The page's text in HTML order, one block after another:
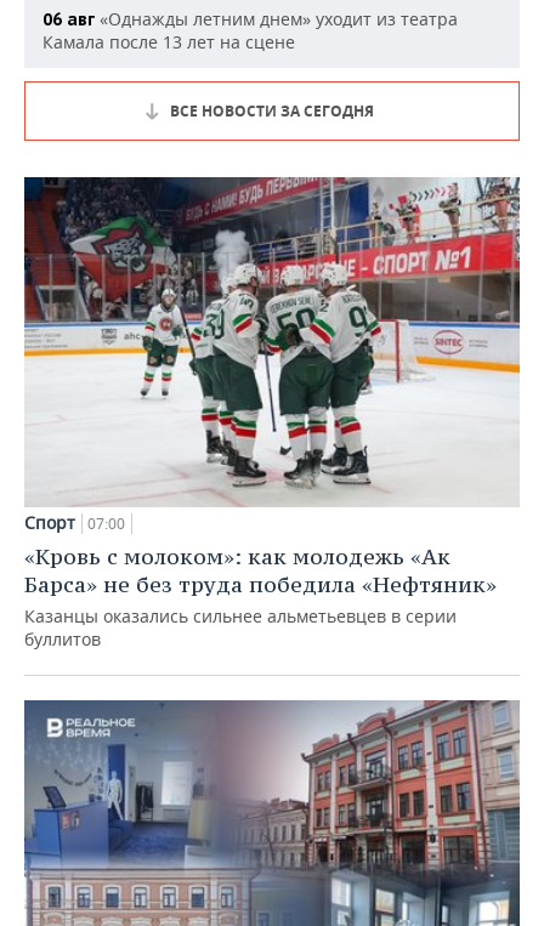
06 авг «Однажды летним днем» уходит из театра
Камала после 13 лет на сцене
ВСЕ НОВОСТИ ЗА СЕГОДНЯ
Спорт 07:00
«Кровь с молоком»: как молодежь «Ак
Барса» не без труда победила «Нефтяник»
Казанцы оказались сильнее альметьевцев в серии
буллитов